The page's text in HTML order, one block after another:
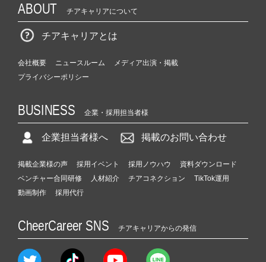
ABOUT チアキャリアについて
チアキャリアとは
会社概要 ニュースルーム
メディア出演・掲載
プライバシーポリシー
BUSINESS 企業・採用担当者様
企業担当者様へ 掲載のお問い合わせ
掲載企業様の声 採用イベント 採用ノウハウ
資料ダウンロード
ベンチャー合同研修
人材紹介 チアコネクション
TikTok運用
動画制作
採用代行
CheerCareer SNS チアキャリアからの発信